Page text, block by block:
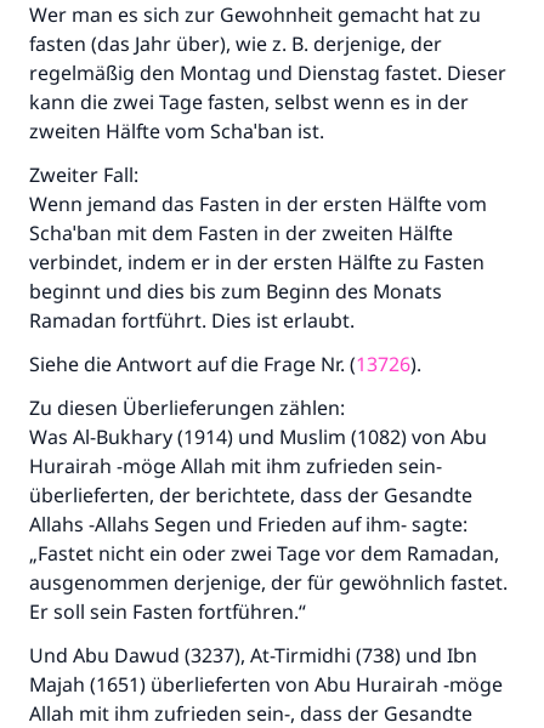
Wer man es sich zur Gewohnheit gemacht hat zu
fasten (das Jahr über), wie z. B. derjenige, der
regelmäßig den Montag und Dienstag fastet. Dieser
kann die zwei Tage fasten, selbst wenn es in der
zweiten Hälfte vom Schaˈban ist.
Zweiter Fall:
Wenn jemand das Fasten in der ersten Hälfte vom
Schaˈban mit dem Fasten in der zweiten Hälfte
verbindet, indem er in der ersten Hälfte zu Fasten
beginnt und dies bis zum Beginn des Monats
Ramadan fortführt. Dies ist erlaubt.
Siehe die Antwort auf die Frage Nr. (13726).
Zu diesen Überlieferungen zählen:
Was Al-Bukhary (1914) und Muslim (1082) von Abu
Hurairah -möge Allah mit ihm zufrieden sein-
überlieferten, der berichtete, dass der Gesandte
Allahs -Allahs Segen und Frieden auf ihm- sagte:
„Fastet nicht ein oder zwei Tage vor dem Ramadan,
ausgenommen derjenige, der für gewöhnlich fastet.
Er soll sein Fasten fortführen.“
Und Abu Dawud (3237), At-Tirmidhi (738) und Ibn
Majah (1651) überlieferten von Abu Hurairah -möge
Allah mit ihm zufrieden sein-, dass der Gesandte